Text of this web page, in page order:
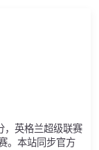
，英格兰超级联赛
。本站同步官方